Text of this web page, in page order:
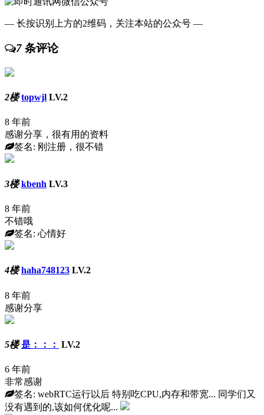
— 长按识别上方的2维码，关注本站的公众号 —
7 条评论
2楼 topwjl LV.2
8 年前
感谢分享，很有用的资料
签名: 刚注册，很不错
3楼 kbenh LV.3
8 年前
不错哦
签名: 心情好
4楼 haha748123 LV.2
8 年前
感谢分享
5楼 是：：： LV.2
6 年前
非常感谢
签名: webRTC运行以后 特别吃CPU,内存和带宽... 同学们又
没有遇到的,该如何优化呢...